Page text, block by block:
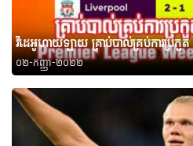
វីដេអូហាយឡាយ គ្រាប់បាល់គ្រប់ការប្រកួ
០២-កញ្ញា-២០២២